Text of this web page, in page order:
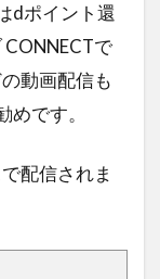
dポイント還
で
動画配信も
です。
配信されま